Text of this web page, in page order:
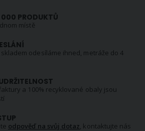
000 PRODUKTŮ
místě
odesíláme ihned, metráže do 4
a 100% recyklované obaly jsou
odpověď na svůj dotaz, kontaktujte nás